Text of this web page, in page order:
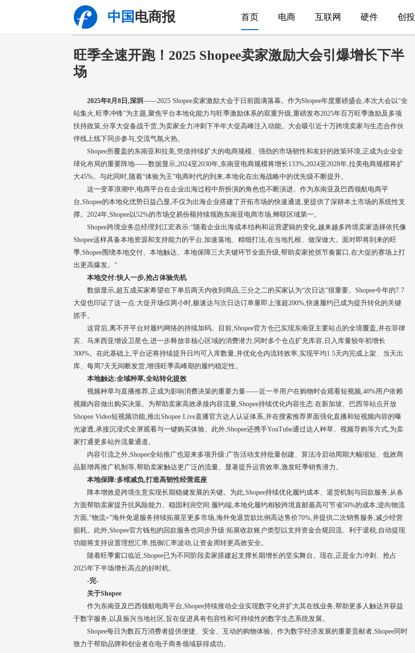
中国电商报 首页 电商 互联网 硬件 创投
旺季全速开跑！2025 Shopee卖家激励大会引爆增长下半
场
2025年8月8日,深圳 ——2025 Shopee卖家激励大会于日前圆满落幕。作为Shopee年度重磅盛会,本次大会以“全
站集火,旺季冲锋”为主题,聚焦平台本地化能力与旺季激励体系的双重升级,重磅发布2025年百万旺季激励及多项
扶持政策,分享大促备战干货,为卖家全力冲刺下半年大促高峰注入动能。大会吸引近十万跨境卖家与生态合作伙
伴线上线下同步参与,交流气氛火热。
Shopee所覆盖的东南亚和拉美,凭借持续扩大的电商规模、强劲的市场韧性和友好的政策环境,正成为企业全
球化布局的重要阵地——数据显示,2024至2030年,东南亚电商规模将增长133%,2024至2028年,拉美电商规模将扩
大45%。与此同时,随着“体验为王”电商时代的到来,本地化在出海战略中的优先级不断提升。
这一变革浪潮中,电商平台在企业出海过程中所扮演的角色也不断演进。作为东南亚及巴西领航电商平
台,Shopee的本地化优势日益凸显,不仅为出海企业搭建了开拓市场的快速通道,更提供了深耕本土市场的系统性支
撑。2024年,Shopee以52%的市场交易份额持续领跑东南亚电商市场,蝉联区域第一。
Shopee跨境业务总经理刘江宏表示:“随着企业出海成本结构和运营逻辑的变化,越来越多跨境卖家选择依托像
Shopee这样具备本地资源和支持能力的平台,加速落地、精细打法,在当地扎根、做深做大。面对即将到来的旺
季,Shopee围绕本地交付、本地触达、本地保障三大关键环节全面升级,帮助卖家抢抓节奏窗口,在大促的赛场上打
出更高爆发。”
本地交付:快人一步,抢占体验先机
数据显示,超五成买家希望在下单后两天内收到商品,三分之二的买家认为“次日达”很重要。Shopee今年的7.7
大促也印证了这一点:大促开场仅两小时,极速达与次日达订单量即上涨超200%,快速履约已成为提升转化的关键
抓手。
这背后,离不开平台对履约网络的持续加码。目前,Shopee官方仓已实现东南亚主要站点的全境覆盖,并在菲律
宾、马来西亚增设卫星仓,进一步释放非核心区域的消费潜力;同时多个仓点扩充库容,日入库量较年初增长
300%。在此基础上,平台还将持续提升日均可入库数量,并优化仓内流转效率,实现平均1.5天内完成上架、当天出
库、每周7天无间断发货,增强旺季高峰期的履约稳定性。
本地触达:全域种草,全站转化提效
视频种草与直播推荐,正成为影响消费决策的重要力量——近一半用户在购物时会观看短视频,40%用户依赖
视频内容做出购买决策。为帮助卖家高效承接内容流量,Shopee持续优化内容生态:在新加坡、巴西等站点开放
Shopee Video短视频功能,推出Shopee Live直播官方达人认证体系,并在搜索推荐界面强化直播和短视频内容的曝
光渗透,承接沉浸式全屏观看与一键购买体验。此外,Shopee还携手YouTube通过达人种草、视频导购等方式,为卖
家打通更多站外流量通道。
内容引流之外,Shopee全站推广也迎来多项升级:广告活动支持批量创建、算法冷启动周期大幅缩短、低效商
品新增再推广机制等,帮助卖家触达更广泛的流量、显著提升运营效率,激发旺季销售潜力。
本地保障:多维减负,打造高韧性经营底座
降本增效是跨境生意实现长期稳健发展的关键。为此,Shopee持续优化履约成本、退货机制与回款服务,从各
方面帮助卖家提升抗风险能力、稳固利润空间:履约端,本地化履约相较跨境直邮最高可节省50%的成本;逆向物流
方面,“物流+”海外免退服务持续拓展至更多市场,海外免退货款比例高达售价70%,并提供二次销售服务,减少经营
损耗。此外,Shopee官方钱包的回款服务也同步升级:拓展收款账户类型以支持资金合规回流、利于退税;自动提现
功能将支持设置理想汇率,抵御汇率波动,让资金周转更高效安全。
随着旺季窗口临近,Shopee已为不同阶段卖家搭建起支撑长期增长的坚实舞台。现在,正是全力冲刺、抢占
2025年下半场增长高点的好时机。
-完-
关于Shopee
作为东南亚及巴西领航电商平台,Shopee持续推动企业实现数字化并扩大其在线业务,帮助更多人触达并获益
于数字服务,以及振兴当地社区,旨在促进具有包容性和可持续性的数字生态系统发展。
Shopee每日为数百万消费者提供便捷、安全、互动的购物体验。作为数字经济发展的重要贡献者,Shopee同时
致力于帮助品牌和创业者在电子商务领域获得成功。